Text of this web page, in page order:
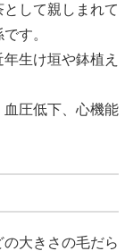
して親しまれて
す。
生け垣や鉢植え
圧低下、心機能
大きさの毛だら